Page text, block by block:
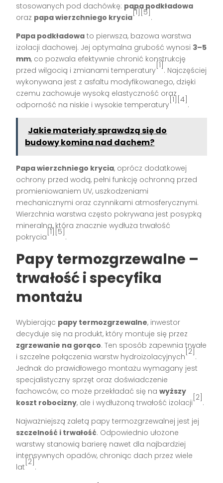
stosowanych pod dachówkę: papa podkładowa
oraz papa wierzchniego krycia
[1][5]
.
Papa podkładowa to pierwsza, bazowa warstwa
izolacji dachowej. Jej optymalna grubość wynosi 3–5
mm, co pozwala efektywnie chronić konstrukcję
przed wilgocią i zmianami temperatury
[1]
. Najczęściej
wykonywana jest z asfaltu modyfikowanego, dzięki
czemu zachowuje wysoką elastyczność oraz
odporność na niskie i wysokie temperatury
[1][4]
.
Jakie materiały sprawdzą się do
budowy komina nad dachem?
Papa wierzchniego krycia, oprócz dodatkowej
ochrony przed wodą, pełni funkcję ochronną przed
promieniowaniem UV, uszkodzeniami
mechanicznymi oraz czynnikami atmosferycznymi.
Wierzchnia warstwa często pokrywana jest posypką
mineralną, która znacznie wydłuża trwałość
pokrycia
[1][5]
.
Papy termozgrzewalne –
trwałość i specyfika
montażu
Wybierając papy termozgrzewalne, inwestor
decyduje się na produkt, który montuje się przez
zgrzewanie na gorąco. Ten sposób zapewnia trwałe
i szczelne połączenia warstw hydroizolacyjnych
[2]
.
Jednak do prawidłowego montażu wymagany jest
specjalistyczny sprzęt oraz doświadczenie
fachowców, co może przekładać się nawyższy
koszt robocizny, ale i wydłużoną trwałość izolacji
[2]
.
Najważniejszą zaletą papy termozgrzewalnej jest jej
szczelność i trwałość. Odpowiednio ułożone
warstwy stanowią barierę nawet dla najbardziej
intensywnych opadów, chroniąc dach przez wiele
lat
[2]
.